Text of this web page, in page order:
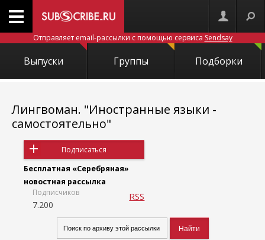
Отправляет email-рассылки с помощью сервиса Sendsay
Выпуски Группы Подборки
Лингвоман. "Иностранные языки -
самостоятельно"
Подписаться
Бесплатная «Серебряная»
новостная рассылка
Подписчиков
7.200
RSS